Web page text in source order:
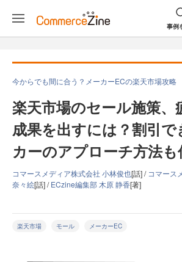
事例
今からでも間に合う？メーカーECの楽天市場攻略
楽天市場のセール施策、
成果を出すには？割引
カーのアプローチ方法も
コマースメディア株式会社 小林俊也[話] / コマース
奈々絵[話] /ECzine編集部 木原 静香[著]
楽天市場 モール メーカーEC